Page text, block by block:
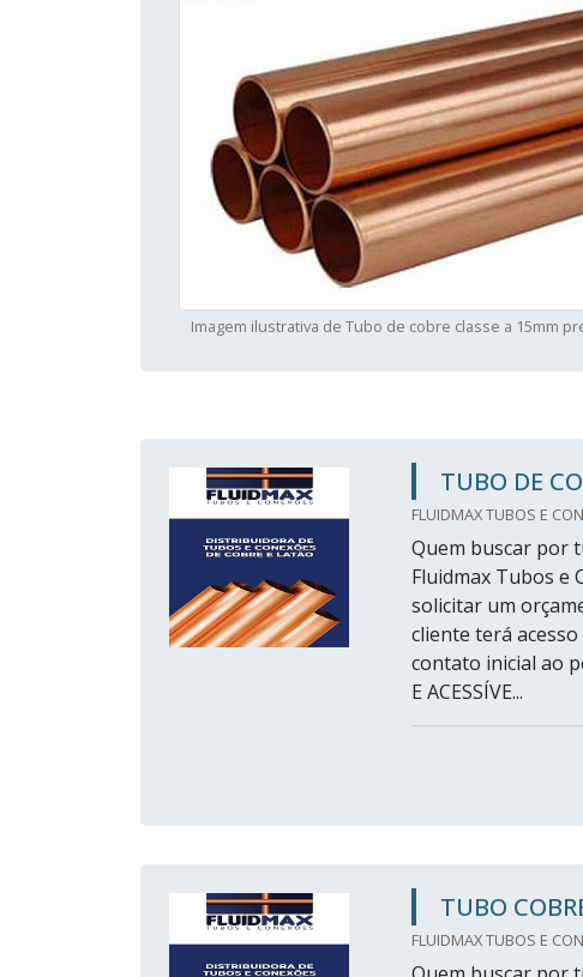
Imagem ilustrativa de Tubo de cobre classe a 15mm
TUBO DE
FLUIDMAX TUBOS E
Quem buscar por
Fluidmax Tubos e
solicitar um
cliente terá
contato inicial ao
E ACESSÍVE...
TUBO
FLUIDMAX TUBOS E